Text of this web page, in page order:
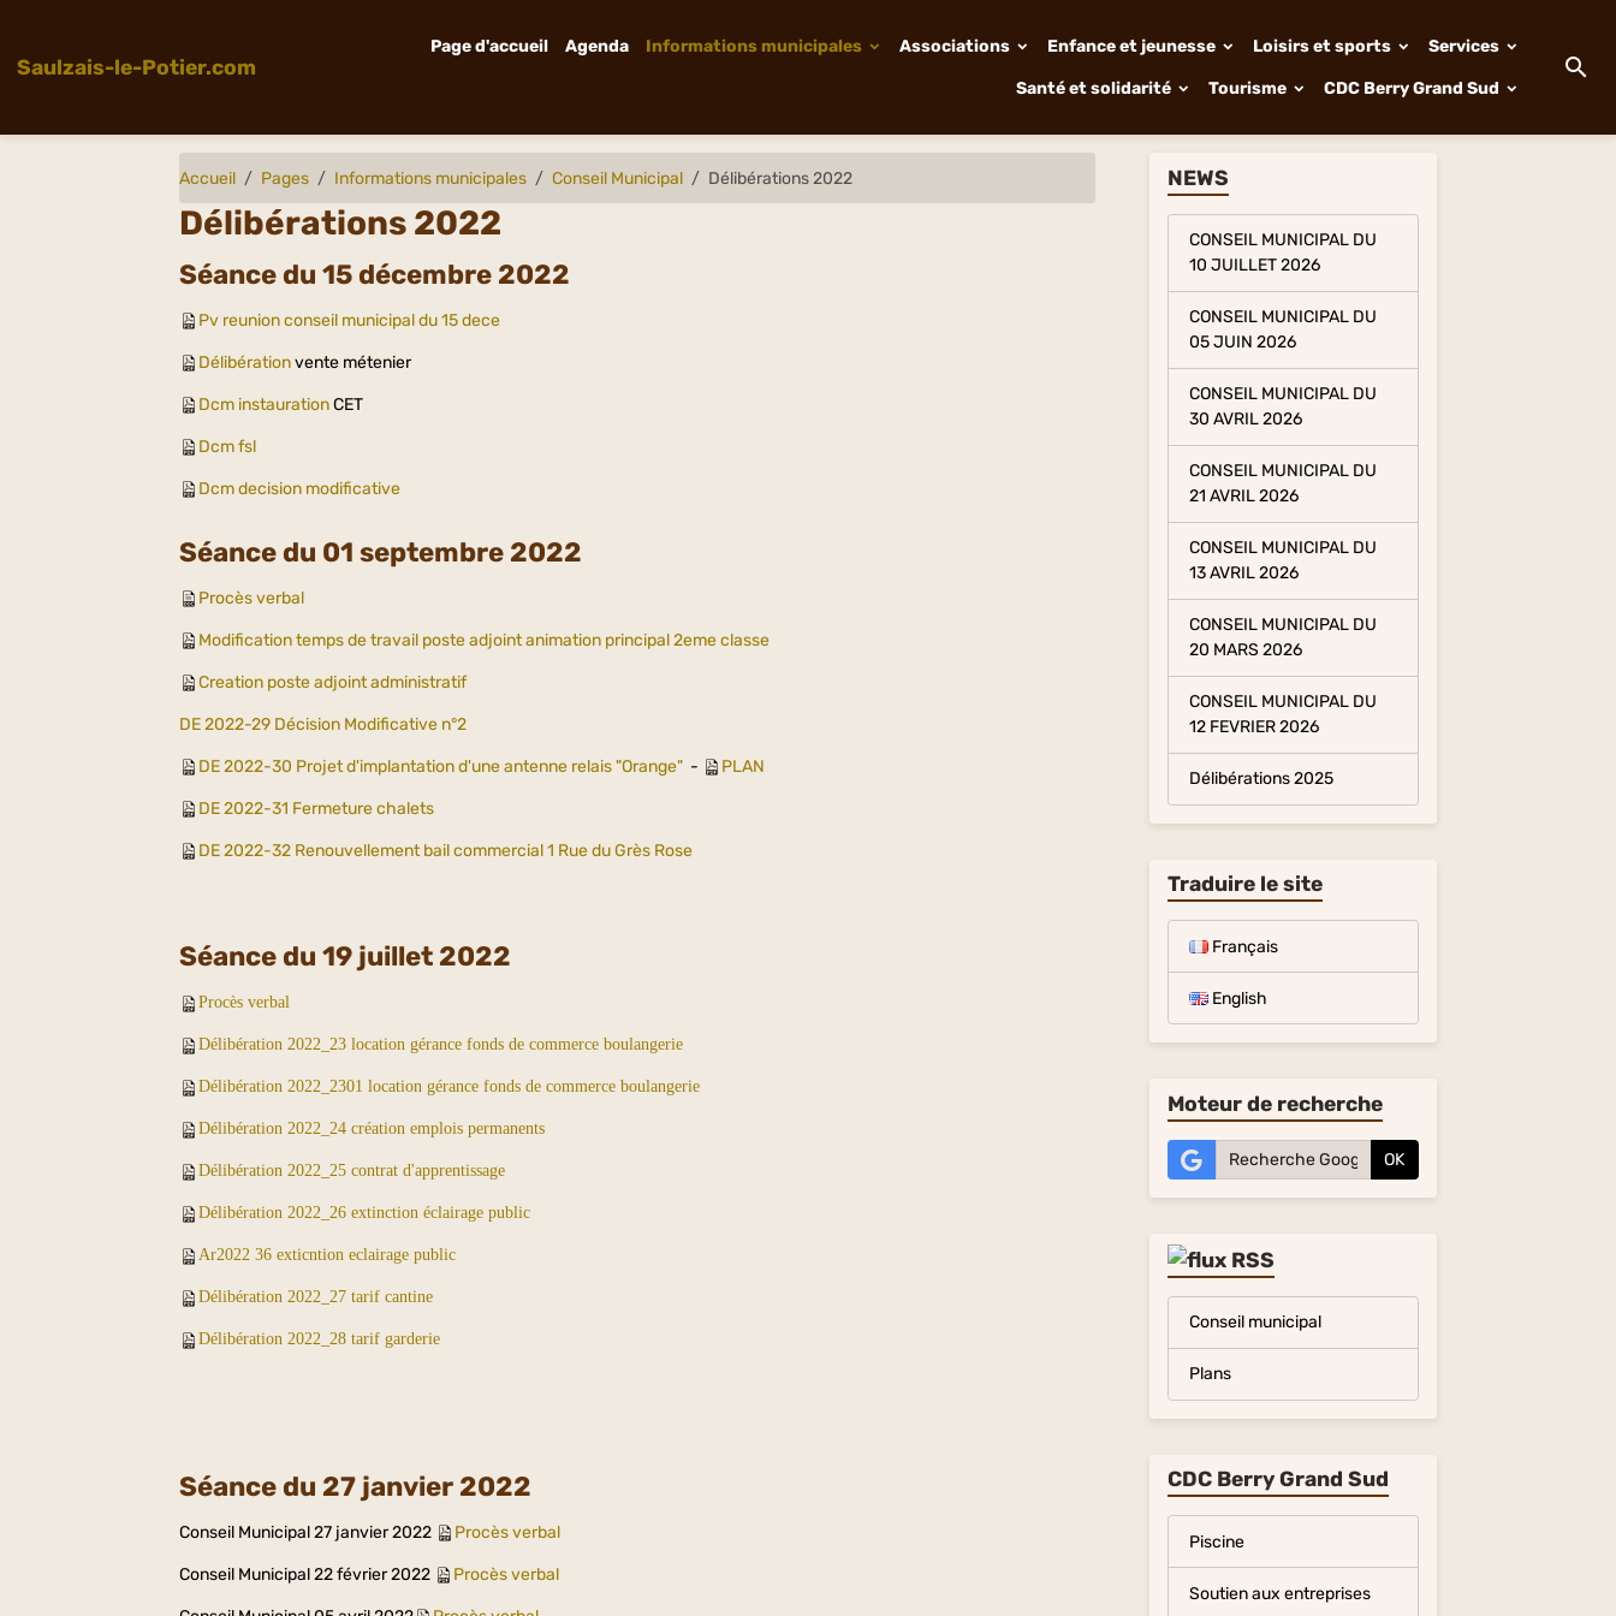
Saulzais-le-Potier.com
Page d'accueil Agenda Informations municipales Associations Enfance et jeunesse Loisirs et sports Services
Santé et solidarité Tourisme CDC Berry Grand Sud
Accueil Pages Informations municipales Conseil Municipal Délibérations 2022
Délibérations 2022
Séance du 15 décembre 2022
Pv reunion conseil municipal du 15 dece
Délibérationvente métenier
Dcm instaurationCET
Dcm fsl
Dcm decision modificative
Séance du 01 septembre 2022
Procès verbal
Modification temps de travail poste adjoint animation principal 2eme classe
Creation poste adjoint administratif
DE 2022-29 Décision Modificative n°2
DE 2022-30 Projet d'implantation d'une antenne relais "Orange" - PLAN
DE 2022-31 Fermeture chalets
DE 2022-32 Renouvellement bail commercial 1 Rue du Grès Rose
Séance du 19 juillet 2022
Procès verbal
Délibération 2022_23 location gérance fonds de commerce boulangerie
Délibération 2022_2301 location gérance fonds de commerce boulangerie
Délibération 2022_24 création emplois permanents
Délibération 2022_25 contrat d'apprentissage
Délibération 2022_26 extinction éclairage public
Ar2022 36 exticntion eclairage public
Délibération 2022_27 tarif cantine
Délibération 2022_28 tarif garderie
Séance du 27 janvier 2022
Conseil Municipal 27 janvier 2022 Procès verbal
Conseil Municipal 22 février 2022 Procès verbal
NEWS
CONSEIL MUNICIPAL DU
10 JUILLET 2026
CONSEIL MUNICIPAL DU
05 JUIN 2026
CONSEIL MUNICIPAL DU
30 AVRIL 2026
CONSEIL MUNICIPAL DU
21 AVRIL 2026
CONSEIL MUNICIPAL DU
13 AVRIL 2026
CONSEIL MUNICIPAL DU
20 MARS 2026
CONSEIL MUNICIPAL DU
12 FEVRIER 2026
Délibérations 2025
Traduire le site
Français
English
Moteur de recherche
OK
Conseil municipal
Plans
CDC Berry Grand Sud
Piscine
Soutien aux entreprises